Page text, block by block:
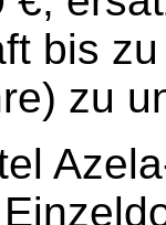
bis
zu